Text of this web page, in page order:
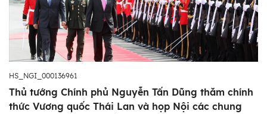
HS_NGI_000136961
Thủ tướng Chính phủ Nguyễn Tấn Dũng thăm chính
thức Vương quốc Thái Lan và họp Nội các chung